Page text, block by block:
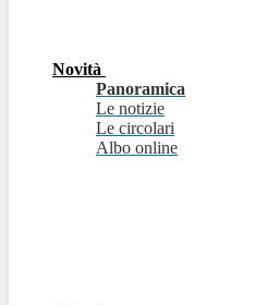
Novità
Panoramica
Le notizie
Le circolari
Albo online